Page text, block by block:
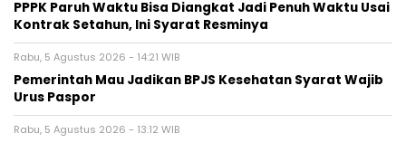
PPPK Paruh Waktu Bisa Diangkat Jadi Penuh Waktu Usai
Kontrak Setahun, Ini Syarat Resminya
Rabu, 5 Agustus 2026 - 14:21 WIB
Pemerintah Mau Jadikan BPJS Kesehatan Syarat Wajib
Urus Paspor
Rabu, 5 Agustus 2026 - 13:12 WIB